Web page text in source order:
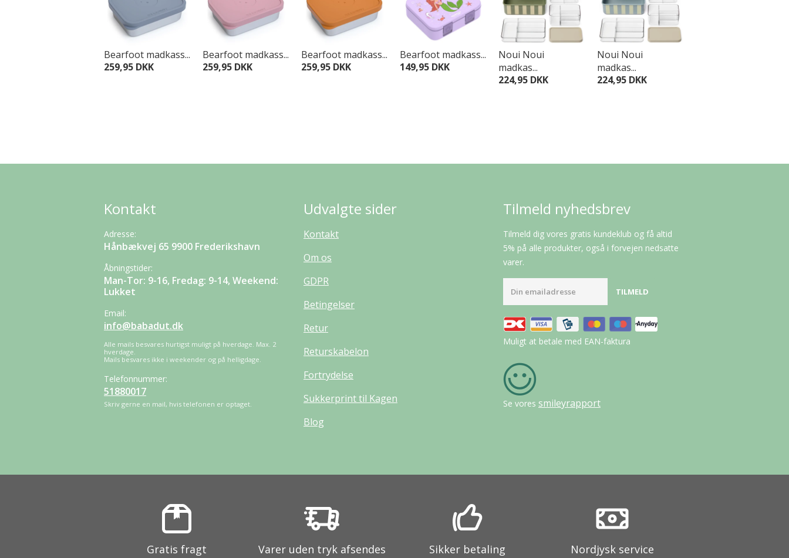
Bearfoot madkass...
259,95 DKK
Bearfoot madkass...
259,95 DKK
Bearfoot madkass...
259,95 DKK
Bearfoot madkass...
149,95 DKK
Noui Noui
madkas...
224,95 DKK
Noui Noui
madkas...
224,95 DKK
Kontakt
Adresse:
Hånbækvej 65 9900 Frederikshavn
Åbningstider:
Man-Tor: 9-16, Fredag: 9-14, Weekend:
Lukket
Email:
info@babadut.dk
Alle mails besvares hurtigst muligt på hverdage. Max. 2
hverdage.
Mails besvares ikke i weekender og på helligdage.
Telefonnummer:
51880017
Skriv gerne en mail, hvis telefonen er optaget.
Udvalgte sider
Kontakt
Om os
GDPR
Betingelser
Retur
Returskabelon
Fortrydelse
Sukkerprint til Kagen
Blog
Tilmeld nyhedsbrev
Tilmeld dig vores gratis kundeklub og få altid
5% på alle produkter, også i forvejen nedsatte
varer.
Muligt at betale med EAN-faktura
Se vores smileyrapport
Gratis fragt
Varer uden tryk afsendes
Sikker betaling Nordjysk service